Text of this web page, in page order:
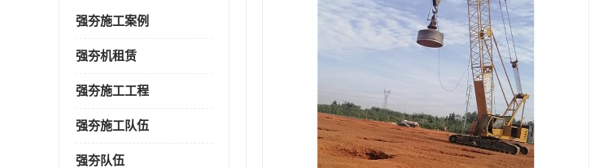
强夯施工案例
强夯机租赁
强夯施工工程
强夯施工队伍
强夯队伍